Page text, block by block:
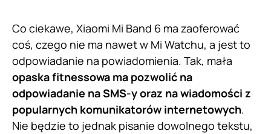
Co ciekawe, Xiaomi Mi Band 6 ma zaoferować
coś, czego nie ma nawet w Mi Watchu, a jest to
odpowiadanie na powiadomienia. Tak, mała
opaska fitnessowa ma pozwolić na
odpowiadanie na SMS-y oraz na wiadomości z
popularnych komunikatorów internetowych.
Nie będzie to jednak pisanie dowolnego tekstu,